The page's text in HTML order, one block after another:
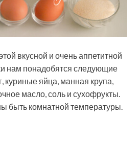
вкусной и очень аппетитной
нам понадобятся следующие
куриные яйца, манная крупа,
масло, соль и сухофрукты.
быть комнатной температуры.